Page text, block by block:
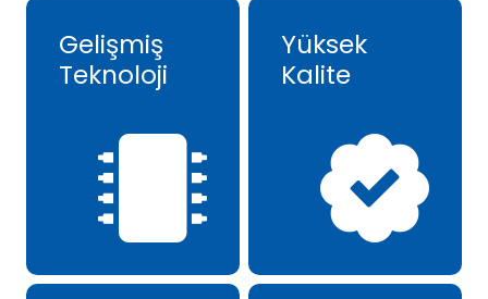
Gelişmiş
Teknoloji
Yüksek
Kalite